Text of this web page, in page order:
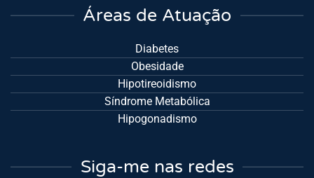
Áreas de Atuação
Diabetes
Obesidade
Hipotireoidismo
Síndrome Metabólica
Hipogonadismo
Siga-me nas redes